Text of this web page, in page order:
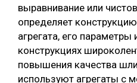
выравнивание или
определяет
агрегата, его
конструкциях
повышения качества
используют агрегаты с